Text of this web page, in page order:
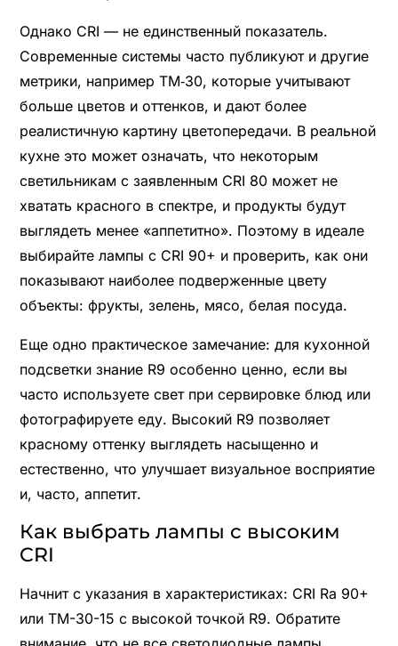
Однако CRI — не единственный показатель.
Современные системы часто публикуют и другие
метрики, например TM‑30, которые учитывают
больше цветов и оттенков, и дают более
реалистичную картину цветопередачи. В реальной
кухне это может означать, что некоторым
светильникам с заявленным CRI 80 может не
хватать красного в спектре, и продукты будут
выглядеть менее «аппетитно». Поэтому в идеале
выбирайте лампы с CRI 90+ и проверить, как они
показывают наиболее подверженные цвету
объекты: фрукты, зелень, мясо, белая посуда.
Еще одно практическое замечание: для кухонной
подсветки знание R9 особенно ценно, если вы
часто используете свет при сервировке блюд или
фотографируете еду. Высокий R9 позволяет
красному оттенку выглядеть насыщенно и
естественно, что улучшает визуальное восприятие
и, часто, аппетит.
Как выбрать лампы с высоким
CRI
Начнит с указания в характеристиках: CRI Ra 90+
или TM-30-15 с высокой точкой R9. Обратите